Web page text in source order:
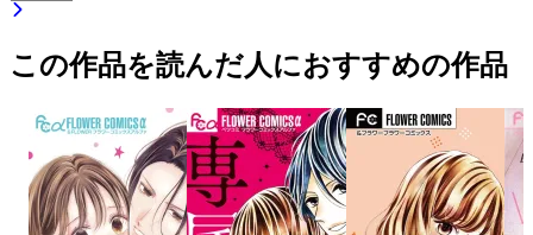
この作品を読んだ人におすすめの作品